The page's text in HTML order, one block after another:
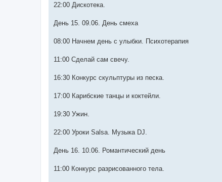
22:00 Дискотека.
День 15. 09.06. День смеха
08:00 Начнем день с улыбки. Психотерапия
11:00 Сделай сам свечу.
16:30 Конкурс скульптуры из песка.
17:00 Карибские танцы и коктейли.
19:30 Ужин.
22:00 Уроки Salsa. Музыка DJ.
День 16. 10.06. Романтический день
11:00 Конкурс разрисованного тела.